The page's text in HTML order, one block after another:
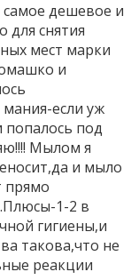
самое дешевое и
для снятия
мест марки
и
мания-если уж
попалось под
Мылом я
и мыло
прямо
1-2 в
гигиены,и
такова,что не
реакции